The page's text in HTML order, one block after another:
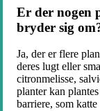
Er der nogen
bryder sig
Ja, der er flere
deres lugt eller
citronmelisse,
planter kan
barriere, som